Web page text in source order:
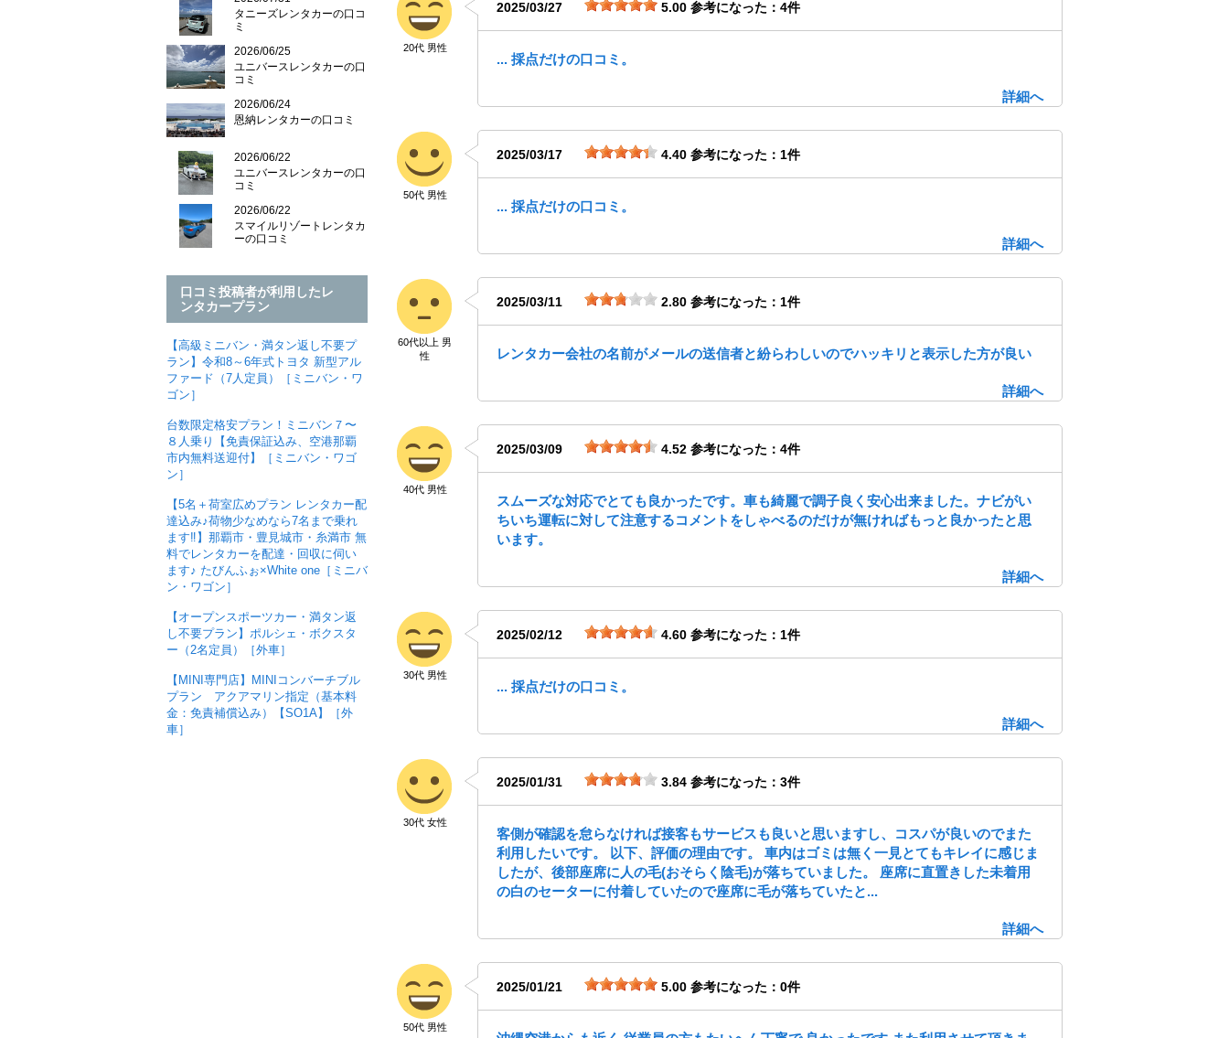
20代 男性
2025/03/27 5.00 参考になった：4件
... 採点だけの口コミ。
詳細へ
50代 男性
2025/03/17 4.40 参考になった：1件
... 採点だけの口コミ。
詳細へ
60代以上 男
性
2025/03/11 2.80 参考になった：1件
レンタカー会社の名前がメールの送信者と紛らわしいのでハッキリと表示した方が良い
詳細へ
40代 男性
2025/03/09 4.52 参考になった：4件
スムーズな対応でとても良かったです。車も綺麗で調子良く安心出来ました。ナビがい
ちいち運転に対して注意するコメントをしゃべるのだけが無ければもっと良かったと思
います。
詳細へ
30代 男性
2025/02/12 4.60 参考になった：1件
... 採点だけの口コミ。
詳細へ
30代 女性
2025/01/31 3.84 参考になった：3件
客側が確認を怠らなければ接客もサービスも良いと思いますし、コスパが良いのでまた
利用したいです。 以下、評価の理由です。 車内はゴミは無く一見とてもキレイに感じま
したが、後部座席に人の毛(おそらく陰毛)が落ちていました。 座席に直置きした未着用
の白のセーターに付着していたので座席に毛が落ちていたと...
詳細へ
50代 男性
2025/01/21 5.00 参考になった：0件
タニーズレンタカーの口コ
ミ
2026/06/25
ユニバースレンタカーの口
コミ
2026/06/24
恩納レンタカーの口コミ
2026/06/22
ユニバースレンタカーの口
コミ
2026/06/22
スマイルリゾートレンタカ
ーの口コミ
口コミ投稿者が利用したレ
ンタカープラン
【高級ミニバン・満タン返し不要プ
ラン】令和8～6年式トヨタ 新型アル
ファード（7人定員）［ミニバン・ワ
ゴン］
台数限定格安プラン！ミニバン７〜
８人乗り【免責保証込み、空港那覇
市内無料送迎付】［ミニバン・ワゴ
ン］
【5名＋荷室広めプラン レンタカー配
達込み♪荷物少なめなら7名まで乗れ
ます‼︎】那覇市・豊見城市・糸満市 無
料でレンタカーを配達・回収に伺い
ます♪ たびんふぉ×White one［ミニバ
ン・ワゴン］
【オープンスポーツカー・満タン返
し不要プラン】ポルシェ・ボクスタ
ー（2名定員）［外車］
【MINI専門店】MINIコンバーチブル
プラン アクアマリン指定（基本料
金：免責補償込み）【SO1A】［外
車］